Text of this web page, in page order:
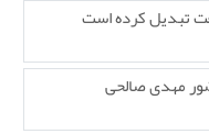
تبدیل کرده است
مهدی صالحی